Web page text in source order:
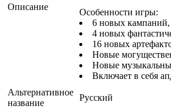
Описание
Особенности игры:
6 новых кампаний,
4 новых
16 новых
Новые
Новые
Включает в себя
Альтернативное
название
Русский